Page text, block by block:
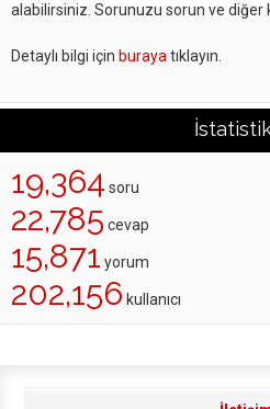
alabilirsiniz. Sorunuzu sorun ve diğer
Detaylı bilgi için buraya tıklayın.
19,364 soru
22,785 cevap
15,871 yorum
202,156 kullanıcı